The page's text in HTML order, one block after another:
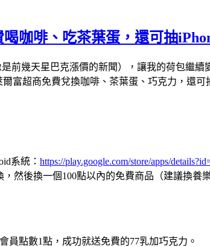
咖啡、吃茶葉蛋，還可抽
前幾天星巴克漲價的新聞），讓我的荷包繼
富超商免費兌換咖啡、茶葉蛋、巧克力，還可
系統： https://play.google.com/store/apps/
然後換一個100點以內的免費商品（建議換養
點數1點，成功就送免費的77乳加巧克力。